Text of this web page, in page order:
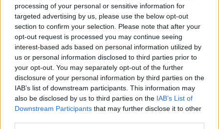
processing of your personal or sensitive information for
targeted advertising by us, please use the below opt-out
section to confirm your selection. Please note that after your
opt-out request is processed you may continue seeing
interest-based ads based on personal information utilized by
us or personal information disclosed to third parties prior to
your opt-out. You may separately opt-out of the further
disclosure of your personal information by third parties on the
IAB’s list of downstream participants. This information may
also be disclosed by us to third parties on the IAB’s List of
Downstream Participants that may further disclose it to other
Kövess minket, és értesülj a friss hírekről a
Facebookon is!